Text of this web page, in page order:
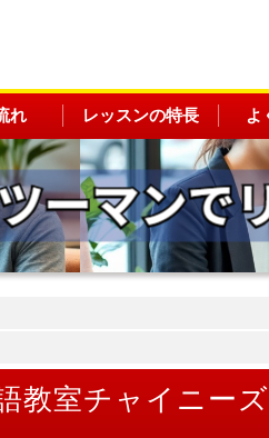
れ レッスンの特長 よ
教室チャイニー